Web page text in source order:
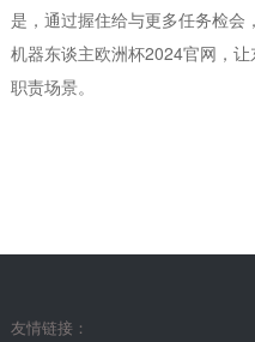
是，通过握住给与更多任务检会
机器东谈主欧洲杯2024官网，
职责场景。
友情链接：